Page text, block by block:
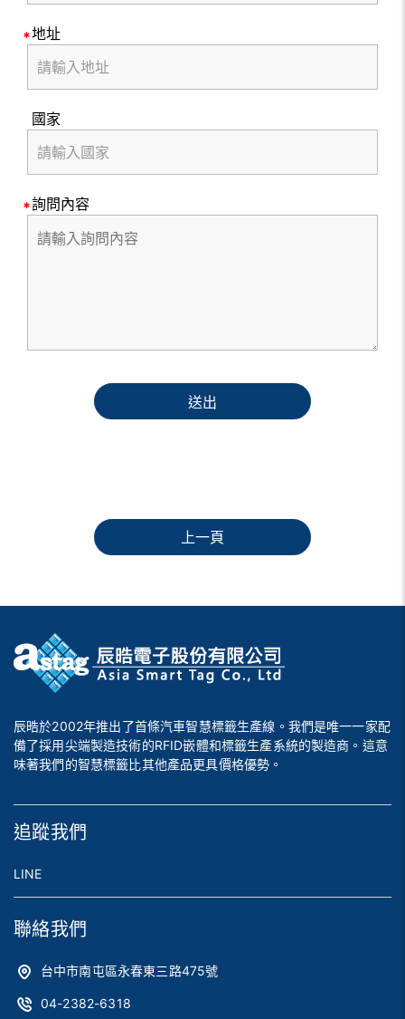
地址
國家
詢問內容
送出
上一頁
辰晧於2002年推出了首條汽車智慧標籤生產線。我們是唯一一家配
備了採用尖端製造技術的RFID嵌體和標籤生產系統的製造商。這意
味著我們的智慧標籤比其他產品更具價格優勢。
追蹤我們
LINE
聯絡我們
台中市南屯區永春東三路475號
04-2382-6318